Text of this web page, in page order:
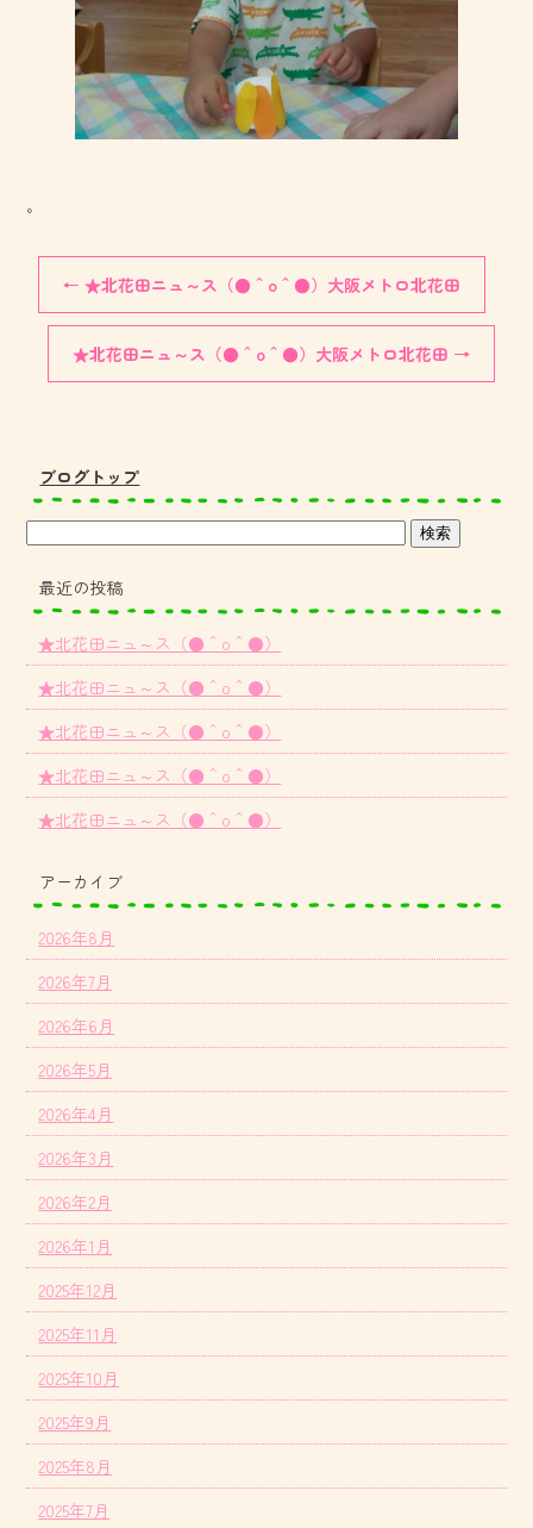
。
← ★北花田ニュ～ス（●＾o＾●）大阪メトロ北花田
★北花田ニュ～ス（●＾o＾●）大阪メトロ北花田 →
ブログトップ
最近の投稿
★北花田ニュ～ス（●＾o＾●）
★北花田ニュ～ス（●＾o＾●）
★北花田ニュ～ス（●＾o＾●）
★北花田ニュ～ス（●＾o＾●）
★北花田ニュ～ス（●＾o＾●）
アーカイブ
2026年8月
2026年7月
2026年6月
2026年5月
2026年4月
2026年3月
2026年2月
2026年1月
2025年12月
2025年11月
2025年10月
2025年9月
2025年8月
2025年7月